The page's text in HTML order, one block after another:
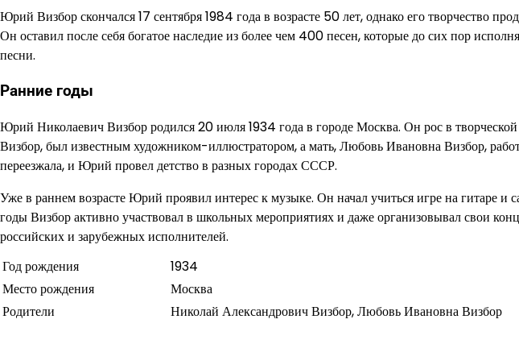
Юрий Визбор скончался 17 сентября 1984 года в возрасте 50 лет, однако его творчество
Он оставил после себя богатое наследие из более чем 400 песен, которые до сих пор
песни.
Ранние годы
Юрий Николаевич Визбор родился 20 июля 1934 года в городе Москва. Он рос в
Визбор, был известным художником-иллюстратором, а мать, Любовь Ивановна Визбор,
переезжала, и Юрий провел детство в разных городах СССР.
Уже в раннем возрасте Юрий проявил интерес к музыке. Он начал учиться игре на гитаре и
годы Визбор активно участвовал в школьных мероприятиях и даже организовывал свои
российских и зарубежных исполнителей.
Год рождения
1934
Место рождения
Москва
Родители
Николай Александрович Визбор, Любовь Ивановна Визбор